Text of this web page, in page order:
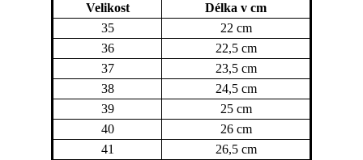
Velikost
Délka v cm
35
22 cm
36
22,5 cm
37
23,5 cm
38
24,5 cm
39
25 cm
40
26 cm
41
26,5 cm